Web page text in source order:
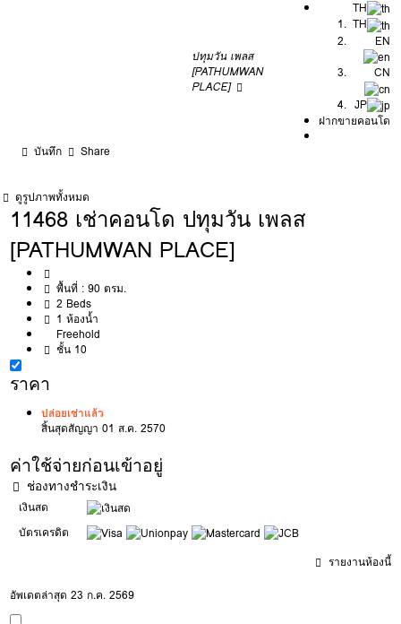
ปทุมวัน เพลส
[PATHUMWAN
PLACE]
TH
TH
EN
CN
JP
ฝากขายคอนโด
บันทึก
Share
ดูรูปภาพทั้งหมด
11468 เช่าคอนโด ปทุมวัน เพลส
[PATHUMWAN PLACE]
พื้นที่ :90 ตรม.
2 Beds
1 ห้องน้ำ
Freehold
ชั้น 10
ราคา
ปล่อยเช่าแล้ว
สิ้นสุดสัญญา 01 ส.ค. 2570
ค่าใช้จ่ายก่อนเข้าอยู่
ช่องทางชำระเงิน
เงินสด
บัตรเครดิต
รายงานห้องนี้
อัพเดตล่าสุด 23 ก.ค. 2569